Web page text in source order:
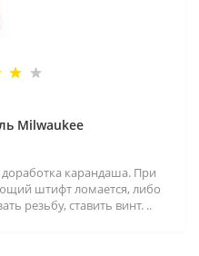
Milwaukee
карандаша. При
штифт ломается, либо
резьбу, ставить винт. ..